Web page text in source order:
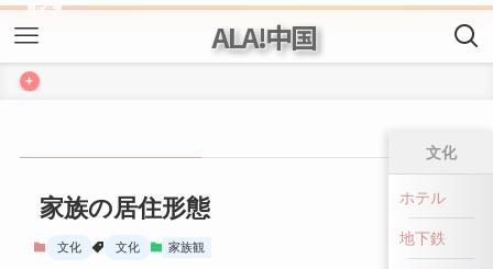
ALA!中国
+
家族の居住形態
文化
ホテル
地下鉄